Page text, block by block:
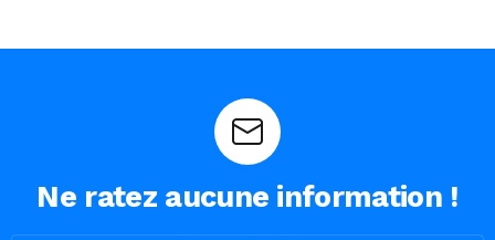
Ne ratez aucune information !